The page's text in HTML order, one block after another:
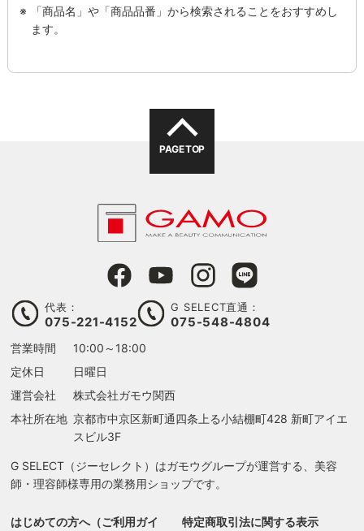
「商品名」や「商品品番」から検索されることをおすすめし
ます。
る
PAGE TOP
代表：
075-221-4152
G SELECT直通：
075-548-4804
営業時間
10:00～18:00
定休日
日曜日
運営会社
株式会社ガモウ関西
本社所在地 京都市中京区新町通四条上る小結棚町428 新町アイエ
スビル3F
G SELECT（ジーセレクト）はガモウグループが運営する、美容
師・理容師様専用の業務用ショップです。
はじめての方へ（ご利用ガイ 特定商取引法に関する表示